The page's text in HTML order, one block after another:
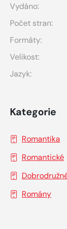
Vydáno:
Počet stran:
Formáty:
Velikost:
Jazyk:
Kategorie
Romantika
Romantické
Romány